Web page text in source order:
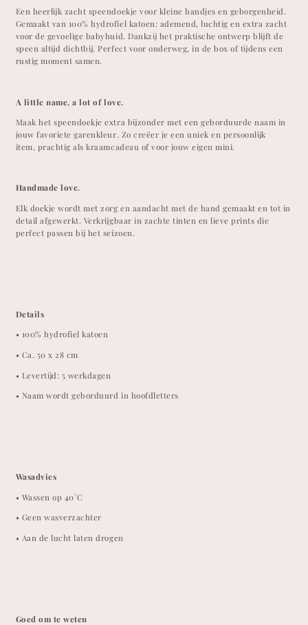
Een heerlijk zacht speendoekje voor kleine handjes en geborgenheid.
Gemaakt van 100% hydrofiel katoen: ademend, luchtig en extra zacht
voor de gevoelige babyhuid. Dankzij het praktische ontwerp blijft de
speen altijd dichtbij. Perfect voor onderweg, in de box of tijdens een
rustig moment samen.
A little name, a lot of love.
Maak het speendoekje extra bijzonder met een geborduurde naam in
jouw favoriete garenkleur. Zo creëer je een uniek en persoonlijk
item, prachtig als kraamcadeau of voor jouw eigen mini.
Handmade love.
Elk doekje wordt met zorg en aandacht met de hand gemaakt en tot in
detail afgewerkt. Verkrijgbaar in zachte tinten en lieve prints die
perfect passen bij het seizoen.
Details
• 100% hydrofiel katoen
• Ca. 50 x 28 cm
• Levertijd: 5 werkdagen
• Naam wordt geborduurd in hoofdletters
Wasadvies
• Wassen op 40°C
• Geen wasverzachter
• Aan de lucht laten drogen
Goed om te weten